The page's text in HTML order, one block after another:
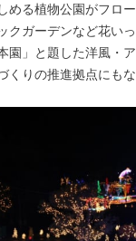
める植物公園がフロ
クガーデンなど花い
園」と題した洋風・
くりの推進拠点にもな